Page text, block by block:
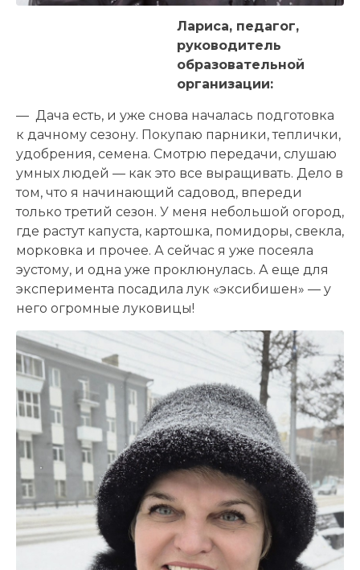
Лариса, педагог,
руководитель
образовательной
организации:
— Дача есть, и уже снова началась подготовка
к дачному сезону. Покупаю парники, теплички,
удобрения, семена. Смотрю передачи, слушаю
умных людей — как это все выращивать. Дело в
том, что я начинающий садовод, впереди
только третий сезон. У меня небольшой огород,
где растут капуста, картошка, помидоры, свекла,
морковка и прочее. А сейчас я уже посеяла
эустому, и одна уже проклюнулась. А еще для
эксперимента посадила лук «эксибишен» — у
него огромные луковицы!